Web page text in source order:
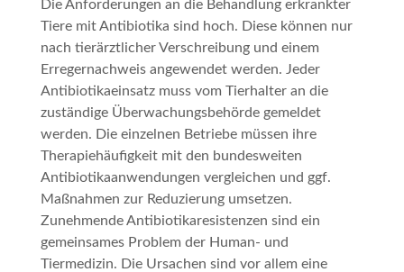
Die Anforderungen an die Behandlung erkrankter
Tiere mit Antibiotika sind hoch. Diese können nur
nach tierärztlicher Verschreibung und einem
Erregernachweis angewendet werden. Jeder
Antibiotikaeinsatz muss vom Tierhalter an die
zuständige Überwachungsbehörde gemeldet
werden. Die einzelnen Betriebe müssen ihre
Therapiehäufigkeit mit den bundesweiten
Antibiotikaanwendungen vergleichen und ggf.
Maßnahmen zur Reduzierung umsetzen.
Zunehmende Antibiotikaresistenzen sind ein
gemeinsames Problem der Human- und
Tiermedizin. Die Ursachen sind vor allem eine